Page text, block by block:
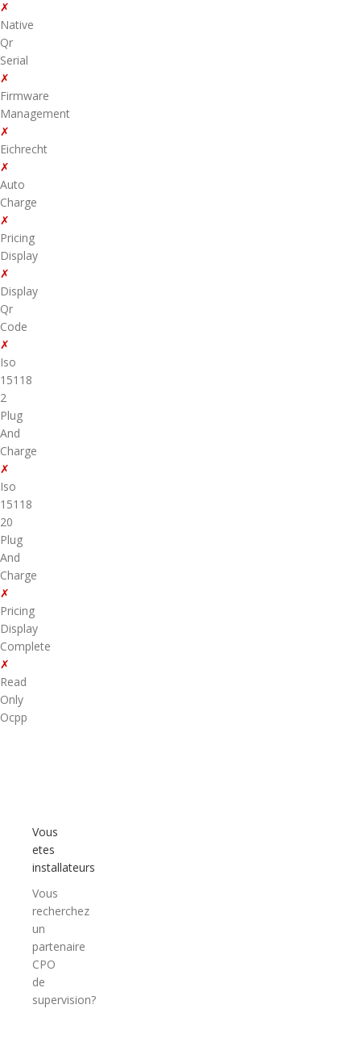
✗
Native
Qr
Serial
✗
Firmware
Management
✗
Eichrecht
✗
Auto
Charge
✗
Pricing
Display
✗
Display
Qr
Code
✗
Iso
15118
2
Plug
And
Charge
✗
Iso
15118
20
Plug
And
Charge
✗
Pricing
Display
Complete
✗
Read
Only
Ocpp
Vous
etes
installateurs
Vous
recherchez
un
partenaire
CPO
de
supervision?